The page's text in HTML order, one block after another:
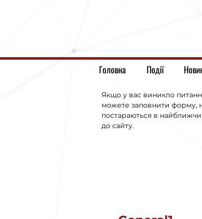
Головна Події
Якщо у вас виникло
можете заповнити форму,
постараються в
до сайту.